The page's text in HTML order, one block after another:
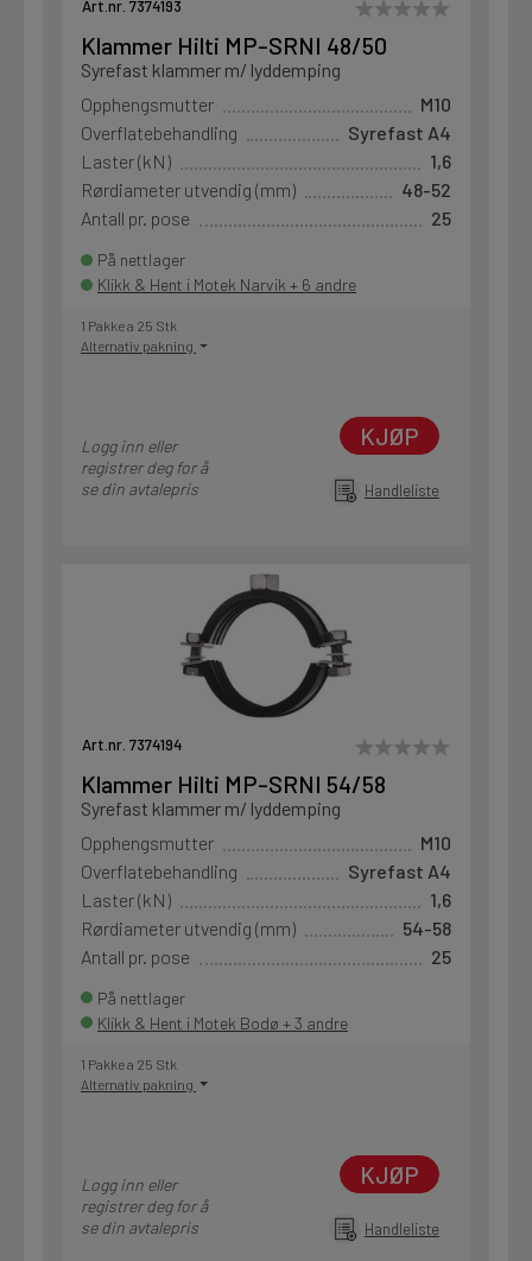
Art.nr. 7374193
Klammer Hilti MP-SRNI 48/50
Syrefast klammer m/ lyddemping
Opphengsmutter
M10
Overflatebehandling
Syrefast A4
Laster (kN)
1,6
Rørdiameter utvendig (mm)
48-52
Antall pr. pose
25
På nettlager
Klikk & Hent i Motek Narvik + 6 andre
1 Pakke a 25 Stk
Alternativ pakning
Logg inn eller
registrer deg for å
se din avtalepris
KJØP
Handleliste
Art.nr. 7374194
Klammer Hilti MP-SRNI 54/58
Syrefast klammer m/ lyddemping
Opphengsmutter
M10
Overflatebehandling
Syrefast A4
Laster (kN)
1,6
Rørdiameter utvendig (mm)
54-58
Antall pr. pose
25
På nettlager
Klikk & Hent i Motek Bodø + 3 andre
1 Pakke a 25 Stk
Alternativ pakning
Logg inn eller
registrer deg for å
se din avtalepris
KJØP
Handleliste